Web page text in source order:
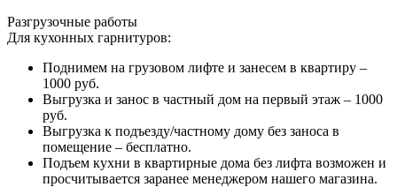
Разгрузочные работы
Для кухонных гарнитуров:
Поднимем на грузовом лифте и занесем в квартиру –
1000 руб.
Выгрузка и занос в частный дом на первый этаж – 1000
руб.
Выгрузка к подъезду/частному дому без заноса в
помещение – бесплатно.
Подъем кухни в квартирные дома без лифта возможен и
просчитывается заранее менеджером нашего магазина.